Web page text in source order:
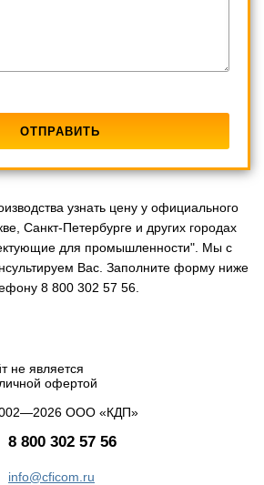
узнать цену у официального
Санкт-Петербурге и других городах
для промышленности". Мы с
Вас. Заполните форму ниже
8 800 302 57 56.
не является
офертой
ООО «КДП»
8 800 302 57 56
info@cficom.ru